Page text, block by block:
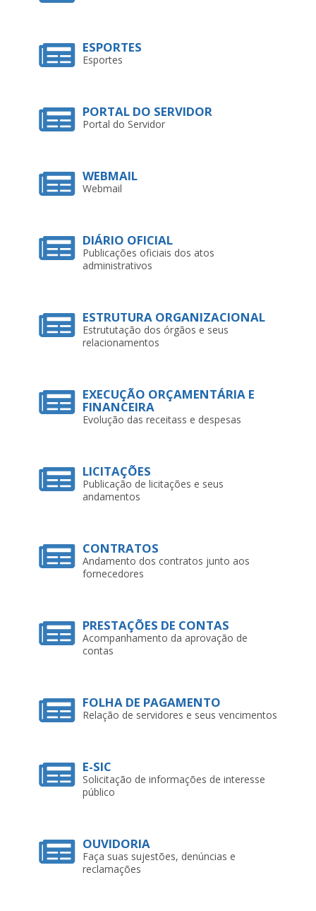
ESPORTES
Esportes
PORTAL DO SERVIDOR
Portal do Servidor
WEBMAIL
Webmail
DIÁRIO OFICIAL
Publicações oficiais dos atos
administrativos
ESTRUTURA ORGANIZACIONAL
Estrututação dos órgãos e seus
relacionamentos
EXECUÇÃO ORÇAMENTÁRIA E
FINANCEIRA
Evolução das receitass e despesas
LICITAÇÕES
Publicação de licitações e seus
andamentos
CONTRATOS
Andamento dos contratos junto aos
fornecedores
PRESTAÇÕES DE CONTAS
Acompanhamento da aprovação de
contas
FOLHA DE PAGAMENTO
Relação de servidores e seus vencimentos
E-SIC
Solicitação de informações de interesse
público
OUVIDORIA
Faça suas sujestões, denúncias e
reclamações